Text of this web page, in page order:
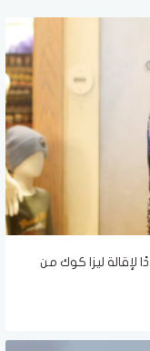
ليزا كوك من